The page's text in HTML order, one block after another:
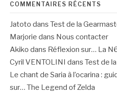
COMMENTAIRES RÉCENTS
Jatoto dans Test de la
Marjorie dans Nous contacter
Akiko dans Réflexion sur… La
Cyril VENTOLINI dans Test de
Le chant de Saria à l’ocarina :
sur… The Legend of Zelda